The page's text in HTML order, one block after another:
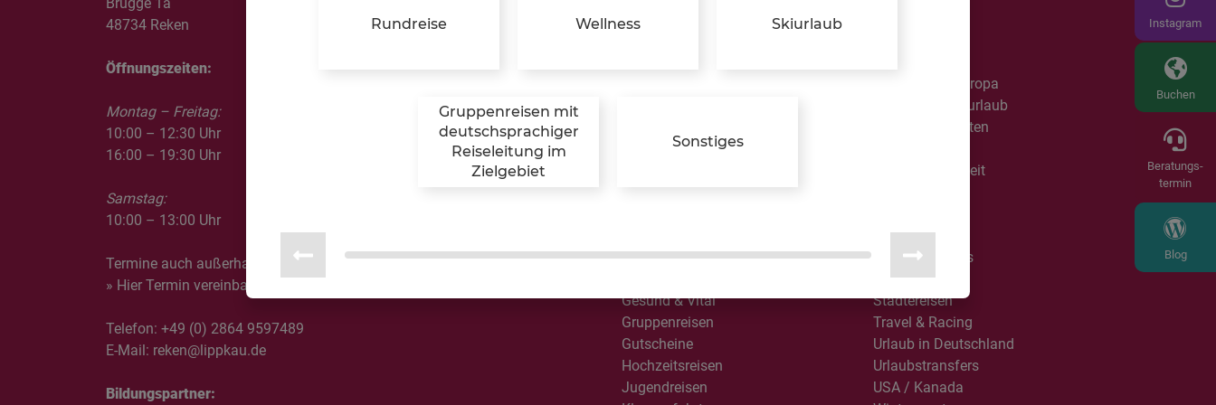
48734 Reken
Öffnungszeiten:
Montag – Freitag:
10:00 – 12:30 Uhr
16:00 – 19:30 Uhr
Samstag:
10:00 – 13:00 Uhr
Termine auch außerhalb der Öffnungszeiten möglich!
» Hier Termin vereinbaren
Telefon: +49 (0) 2864 9597489
E-Mail: reken@lippkau.de
Bildungspartner:
All Inclusive
Erlebnisreisen
Flussreisen
Gesund & Vital
Gruppenreisen
Gutscheine
Hochzeitsreisen
Jugendreisen
PKW Reisen Europa
Rad- & Wanderurlaub
Reisespezialitäten
Roadtrip Weltweit
Singlereisen
Sports & Events
Sprachreisen
Städtereisen
Travel & Racing
Urlaub in Deutschland
Urlaubstransfers
USA / Kanada
Instagram
Buchen
Beratungs-
termin
Blog
Rundreise Wellness Skiurlaub
Gruppenreisen mit
deutschsprachiger
Reiseleitung im
Zielgebiet
Sonstiges